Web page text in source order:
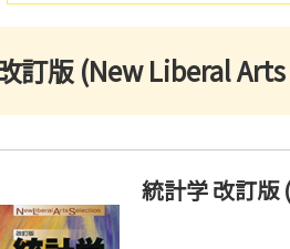
訂版 (New Liberal
統計学 改訂